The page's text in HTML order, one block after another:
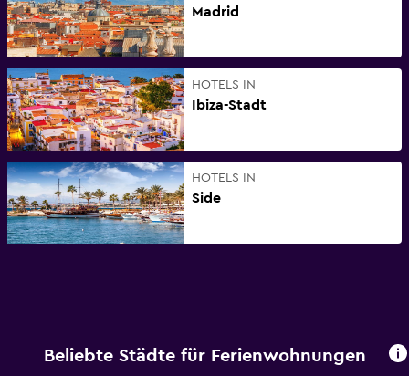
Madrid
HOTELS IN
Ibiza-Stadt
HOTELS IN
Side
Beliebte Städte für Ferienwohnungen